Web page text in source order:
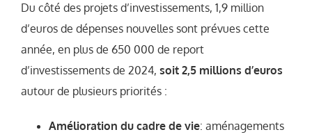
Du côté des projets d’investissements, 1,9 million
d’euros de dépenses nouvelles sont prévues cette
année, en plus de 650 000 de report
d’investissements de 2024, soit 2,5 millions d’euros
autour de plusieurs priorités :
Amélioration du cadre de vie: aménagements